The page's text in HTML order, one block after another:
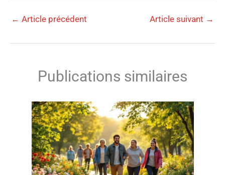
← Article précédent Article suivant →
Publications similaires